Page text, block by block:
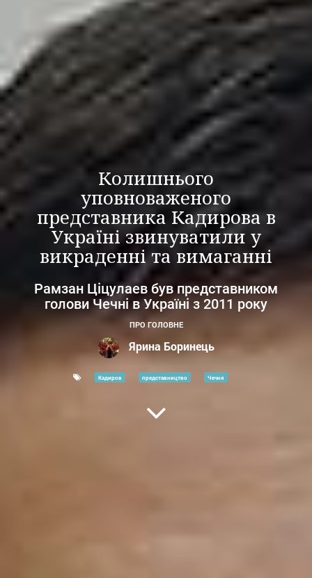
Колишнього
уповноваженого
представника Кадирова в
Україні звинуватили у
викраденні та вимаганні
Рамзан Ціцулаев був представником
голови Чечні в Україні з 2011 року
ПРО ГОЛОВНЕ
Ярина Боринець
Кадиров представництво Чечня